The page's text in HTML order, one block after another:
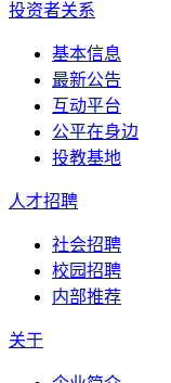
投资者关系
基本信息
最新公告
互动平台
公平在身边
投教基地
人才招聘
社会招聘
校园招聘
内部推荐
关于